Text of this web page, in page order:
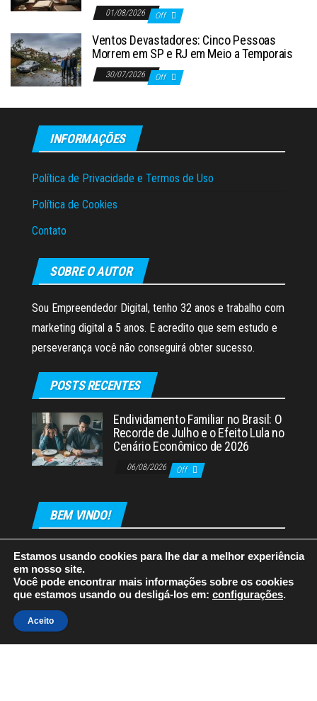
01/08/2026 Off
Ventos Devastadores: Cinco Pessoas
Morrem em SP e RJ em Meio a Temporais
30/07/2026 Off
INFORMAÇÕES
Política de Privacidade e Termos de Uso
Política de Cookies
Contato
SOBRE O AUTOR
Sou Empreendedor Digital, tenho 32 anos e trabalho com
marketing digital a 5 anos. E acredito que sem estudo e
perseverança você não conseguirá obter sucesso.
POSTS RECENTES
Endividamento Familiar no Brasil: O
Recorde de Julho e o Efeito Lula no
Cenário Econômico de 2026
06/08/2026 Off
BEM VINDO!
Estamos usando cookies para lhe dar a melhor experiência
em nosso site.
Você pode encontrar mais informações sobre os cookies
que estamos usando ou desligá-los em: configurações.
Aceito